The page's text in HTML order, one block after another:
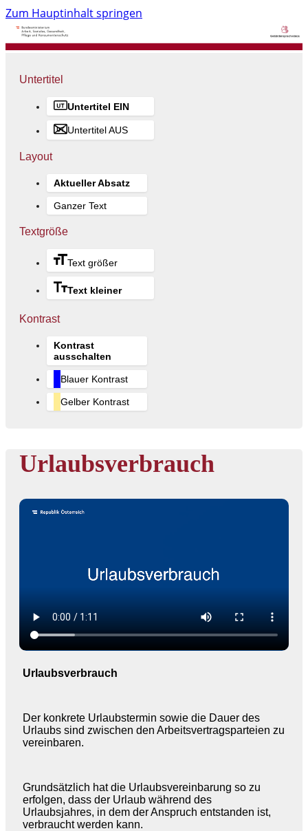
Zum Hauptinhalt springen
Untertitel
Untertitel EIN
Untertitel AUS
Layout
Aktueller Absatz
Ganzer Text
Textgröße
Text größer
Text kleiner
Kontrast
Kontrast
ausschalten
Blauer Kontrast
Gelber Kontrast
Urlaubsverbrauch
Urlaubsverbrauch
Der konkrete Urlaubstermin sowie die Dauer des
Urlaubs sind zwischen den Arbeitsvertragsparteien zu
vereinbaren.
Grundsätzlich hat die Urlaubsvereinbarung so zu
erfolgen, dass der Urlaub während des
Urlaubsjahres, in dem der Anspruch entstanden ist,
verbraucht werden kann.